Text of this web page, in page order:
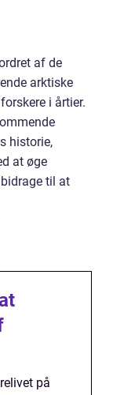
af de
arktiske
i årtier.
historie,
at øge
til at
på